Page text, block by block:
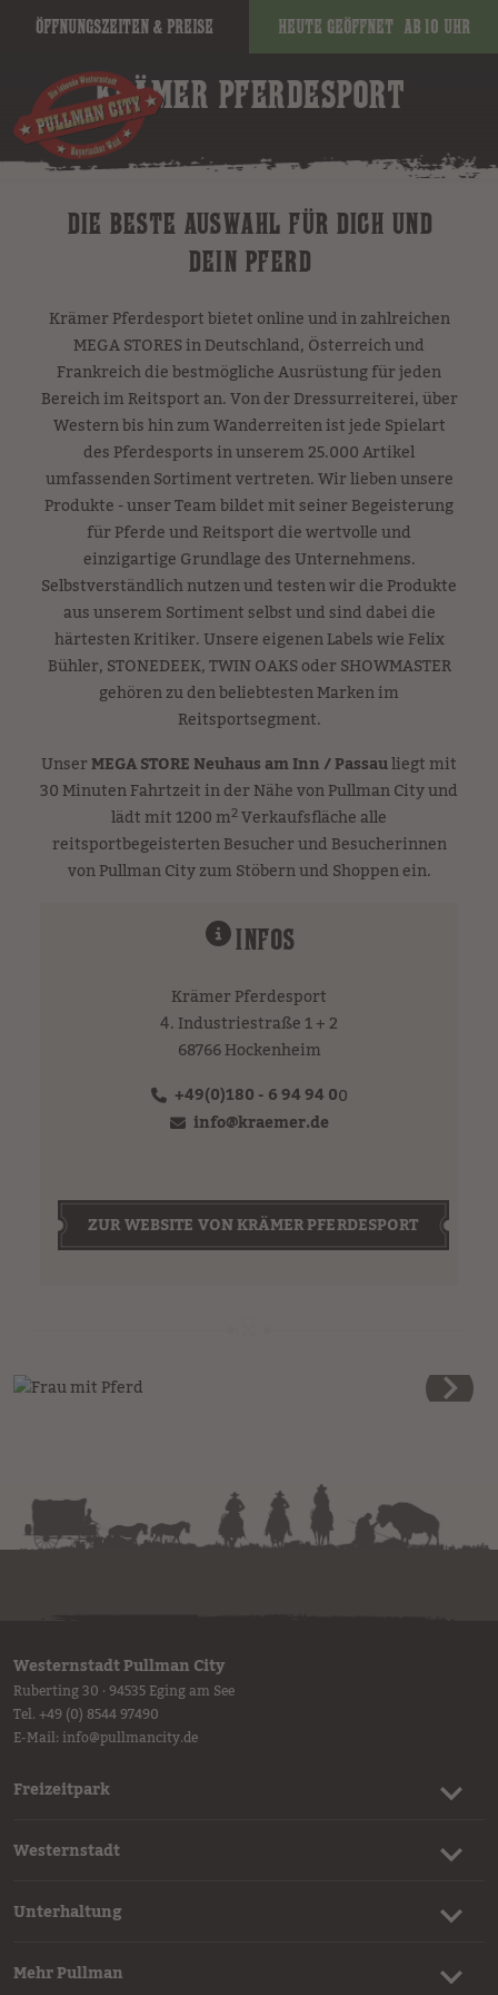
Öffnungszeiten & Preise Heute geöffnet ab 10 Uhr
KRÄMER PFERDESPORT
DIE BESTE AUSWAHL FÜR DICH UND
DEIN PFERD
Krämer Pferdesport bietet online und in zahlreichen
MEGA STORES in Deutschland, Österreich und
Frankreich die bestmögliche Ausrüstung für jeden
Bereich im Reitsport an. Von der Dressurreiterei, über
Western bis hin zum Wanderreiten ist jede Spielart
des Pferdesports in unserem 25.000 Artikel
umfassenden Sortiment vertreten. Wir lieben unsere
Produkte - unser Team bildet mit seiner Begeisterung
für Pferde und Reitsport die wertvolle und
einzigartige Grundlage des Unternehmens.
Selbstverständlich nutzen und testen wir die Produkte
aus unserem Sortiment selbst und sind dabei die
härtesten Kritiker. Unsere eigenen Labels wie Felix
Bühler, STONEDEEK, TWIN OAKS oder SHOWMASTER
gehören zu den beliebtesten Marken im
Reitsportsegment.
UnserMEGA STORE Neuhaus am Inn / Passauliegt mit
30 Minuten Fahrtzeit in der Nähe von Pullman City und
lädt mit 1200 m2Verkaufsfläche alle
reitsportbegeisterten Besucher und Besucherinnen
von Pullman City zum Stöbern und Shoppen ein.
INFOS
Krämer Pferdesport
4. Industriestraße 1 + 2
68766 Hockenheim
+49(0)180 - 6 94 94 00
info@kraemer.de
ZUR WEBSITE VON KRÄMER PFERDESPORT
Westernstadt Pullman City
Ruberting 30 · 94535 Eging am See
Tel. +49 (0) 8544 97490
E-Mail:info@pullmancity.de
Freizeitpark
Westernstadt
Unterhaltung
Mehr Pullman